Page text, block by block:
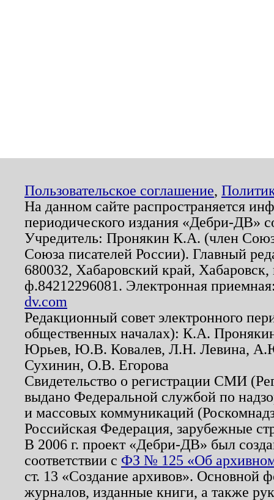
Пользовательское соглашение,
На данном сайте распространяется
периодического издания «Дебри-ДВ»
Учредитель: Пронякин К.А. (член
Союза писателей России). Главный
680032, Хабаровский край,
ф.84212296081. Электронная
dv.com
Редакционный совет электронного
общественных началах): К.А.
Юрьев, Ю.В. Ковалев, Л.Н. Левина,
Сухинин, О.В. Егорова
Свидетельство о регистрации СМИ
выдано Федеральной службой по
и массовых коммуникаций
Российская Федерация, зарубежные
В 2006 г. проект «Дебри-ДВ» был
соответствии с ФЗ № 125 «Об
ст. 13 «Создание архивов». Основной
журналов, изданные книги, а также